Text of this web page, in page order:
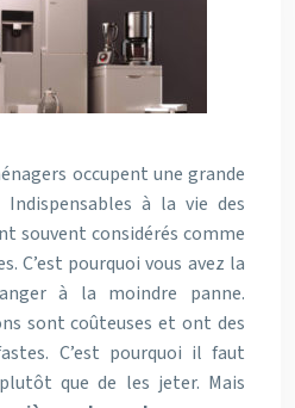
occupent une grande
à la vie des
souvent considérés comme
C’est pourquoi vous avez la
à la moindre panne.
sont coûteuses et ont des
C’est pourquoi il faut
que de les jeter. Mais